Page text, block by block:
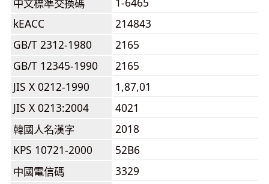
中文標準交換碼
kEACC
214843
GB/T 2312-1980
2165
GB/T 12345-1990
2165
JIS X 0212-1990
1,87,01
JIS X 0213:2004
4021
韓國人名漢字
2018
KPS 10721-2000
52B6
中國電信碼
3329